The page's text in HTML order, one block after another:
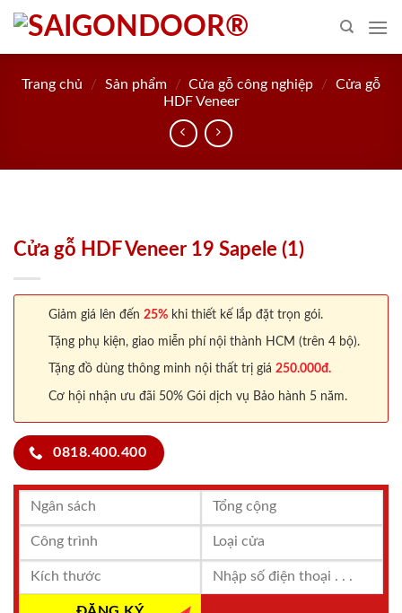
Skip
content
Trang chủ / Sản phẩm / Cửa gỗ công nghiệp /
Cửa gỗ
HDF Veneer
Cửa gỗ HDF Veneer 19 Sapele (1)
Giảm giá lên đến 25% khi thiết kế lắp đặt trọn gói.
Tặng phụ kiện, giao miễn phí nội thành HCM (trên 4 bộ).
Tặng đồ dùng thông minh nội thất trị giá 250.000đ.
Cơ hội nhận ưu đãi 50% Gói dịch vụ Bảo hành 5 năm.
0818.400.400